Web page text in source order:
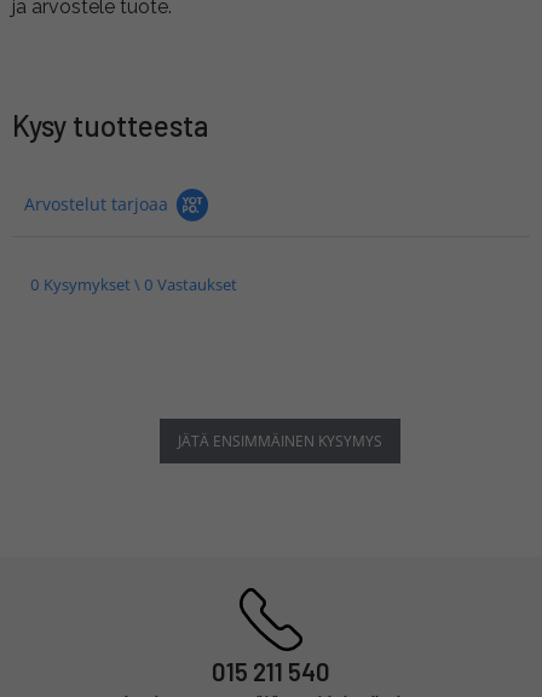
ja arvostele tuote.
Kysy tuotteesta
Arvostelut tarjoaa
0 Kysymykset \ 0 Vastaukset
JÄTÄ ENSIMMÄINEN KYSYMYS
015 211 540